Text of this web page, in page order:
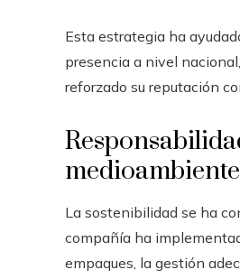
Esta estrategia ha
presencia a nivel
reforzado su reputación
medioambiente
La sostenibilidad se ha
compañía ha
empaques, la gestión